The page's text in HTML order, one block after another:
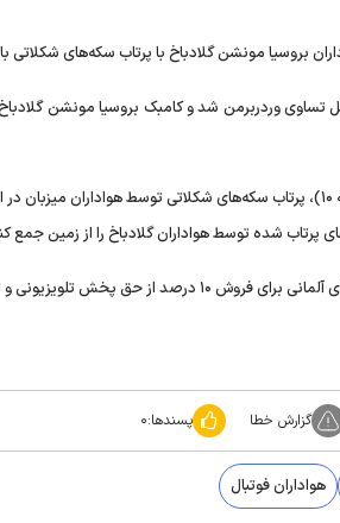
بروسیا مونشن گلادباخ با پرتاب سکه‌های شکلاتی
در دقیقه ۷۶ منجر به گل تساوی وردربرمن شد و کامبک بروسیا
در یک مقطع از این مسابقه (حوالی دقیقه ۱۰)، پرتاب سکه‌های شکلاتی
پرتاب شده توسط هواداران گلادباخ را از زمین جمع
بوندسلیگا به یک شرکت جدید انجام شد.
گزارش خطا پسندها:۰
هواداران فوتبال